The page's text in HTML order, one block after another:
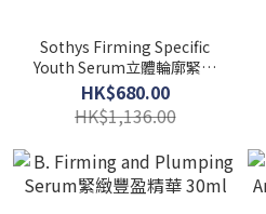
Sothys Firming Specific
Youth Serum立體輪廓緊緻
精華 30ml
HK$680.00
HK$1,136.00